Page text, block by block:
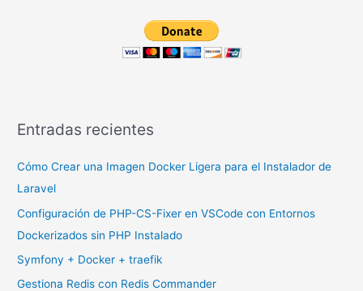
Entradas recientes
Cómo Crear una Imagen Docker Ligera para el Instalador de
Laravel
Configuración de PHP-CS-Fixer en VSCode con Entornos
Dockerizados sin PHP Instalado
Symfony + Docker + traefik
Gestiona Redis con Redis Commander